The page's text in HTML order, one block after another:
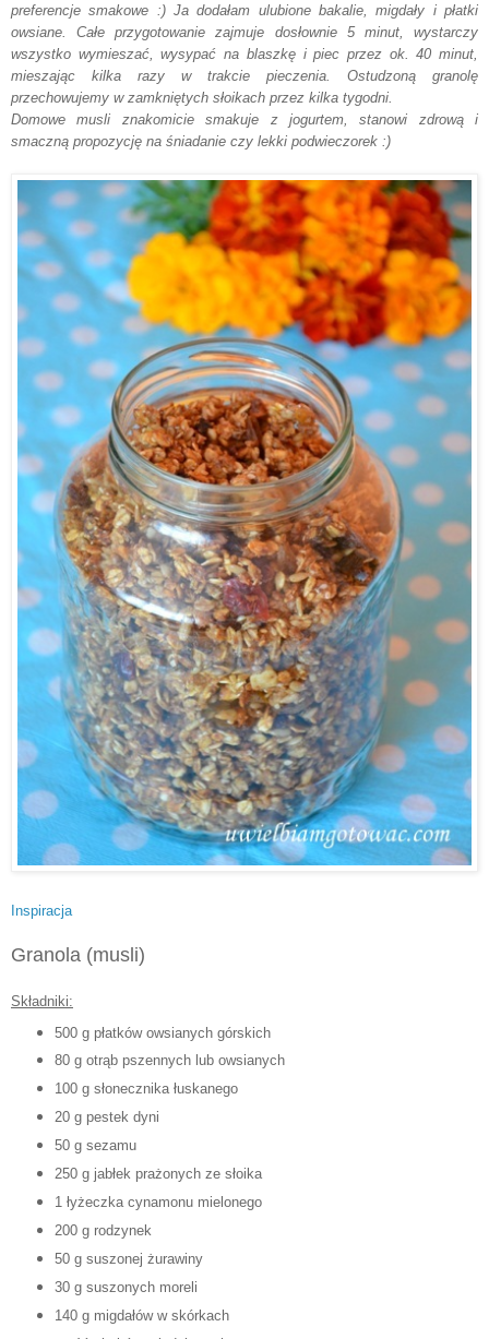
preferencje smakowe :) Ja dodałam ulubione bakalie, migdały i płatki
owsiane. Całe przygotowanie zajmuje dosłownie 5 minut, wystarczy
wszystko wymieszać, wysypać na blaszkę i piec przez ok. 40 minut,
mieszając kilka razy w trakcie pieczenia. Ostudzoną granolę
przechowujemy w zamkniętych słoikach przez kilka tygodni.
Domowe musli znakomicie smakuje z jogurtem, stanowi zdrową i
smaczną propozycję na śniadanie czy lekki podwieczorek :)
Inspiracja
Granola (musli)
Składniki:
500 g płatków owsianych górskich
80 g otrąb pszennych lub owsianych
100 g słonecznika łuskanego
20 g pestek dyni
50 g sezamu
250 g jabłek prażonych ze słoika
1 łyżeczka cynamonu mielonego
200 g rodzynek
50 g suszonej żurawiny
30 g suszonych moreli
140 g migdałów w skórkach